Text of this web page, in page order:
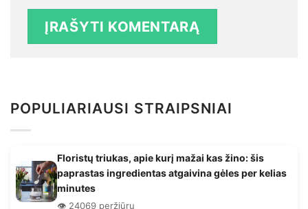
POPULIARIAUSI STRAIPSNIAI
Floristų triukas, apie kurį mažai kas žino: šis
paprastas ingredientas atgaivina gėles per kelias
minutes
👁️ 24069 peržiūrų